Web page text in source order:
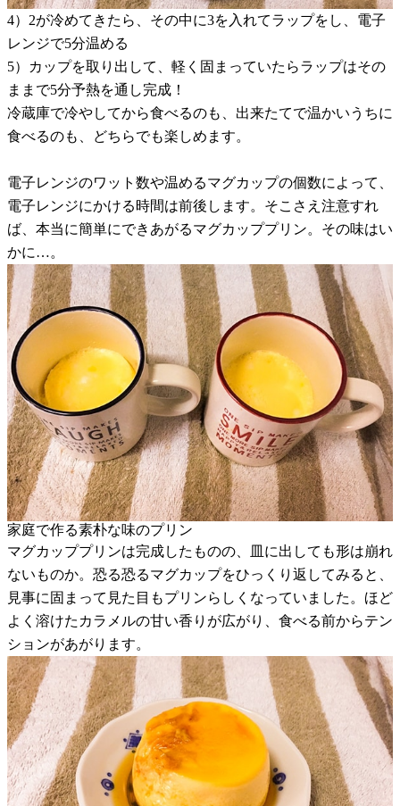
4）2が冷めてきたら、その中に3を入れてラップをし、電子
レンジで5分温める
5）カップを取り出して、軽く固まっていたらラップはその
ままで5分予熱を通し完成！
冷蔵庫で冷やしてから食べるのも、出来たてで温かいうちに
食べるのも、どちらでも楽しめます。
電子レンジのワット数や温めるマグカップの個数によって、
電子レンジにかける時間は前後します。そこさえ注意すれ
ば、本当に簡単にできあがるマグカッププリン。その味はい
かに…。
家庭で作る素朴な味のプリン
マグカッププリンは完成したものの、皿に出しても形は崩れ
ないものか。恐る恐るマグカップをひっくり返してみると、
見事に固まって見た目もプリンらしくなっていました。ほど
よく溶けたカラメルの甘い香りが広がり、食べる前からテン
ションがあがります。